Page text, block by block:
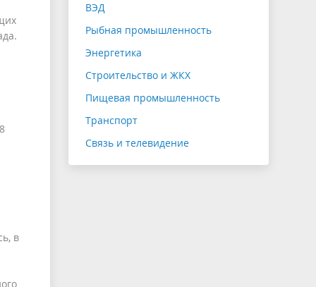
в
ВЭД
Рыбная промышленность
Энергетика
Строительство и ЖКХ
Пищевая промышленность
Транспорт
Связь и телевидение